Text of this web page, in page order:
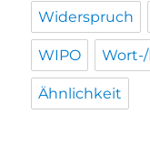
Widerspruch
WIPO
Ähnlichkeit